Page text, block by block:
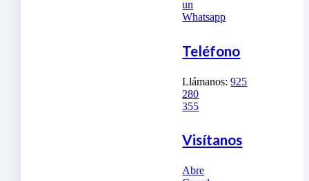
un
Whatsapp
Teléfono
Llámanos:925
280
355
Visítanos
Abre